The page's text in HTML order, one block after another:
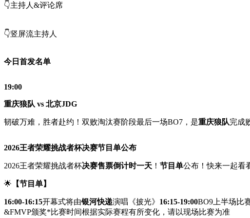
👇主持人&评论席
👇竖屏流主持人
今日首发名单
19:00
重庆狼队 vs 北京JDG
韧破万难，胜者赴约！双败淘汰赛阶段最后一场BO7，是重庆狼队完成
2026王者荣耀挑战者杯决赛节目单公布
2026王者荣耀挑战者杯决赛售票倒计时一天 ！ 节目单公布！快来一起看
🌟 【节目单】
16:00-16:15开幕式将由银河快递演唱《披光》 16:15-19:00BO9上半场比
&FMVP颁奖*比赛时间根据实际赛程有所变化，请以现场比赛为准